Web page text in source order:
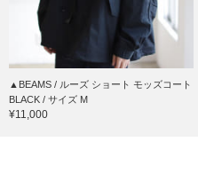
▲BEAMS / ルーズ ショート モッズコート
BLACK / サイズ M
¥11,000